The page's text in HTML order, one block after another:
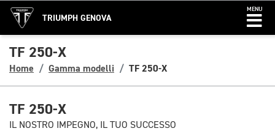
TRIUMPH GENOVA
MENU
TF 250-X
Home Gamma modelli TF 250-X
TF 250-X
IL NOSTRO IMPEGNO, IL TUO SUCCESSO